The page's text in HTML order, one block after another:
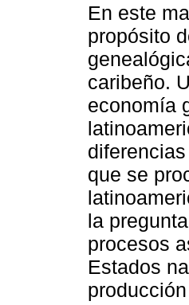
En este
propósito
caribeño.
economía
que se
la
procesos
Estados